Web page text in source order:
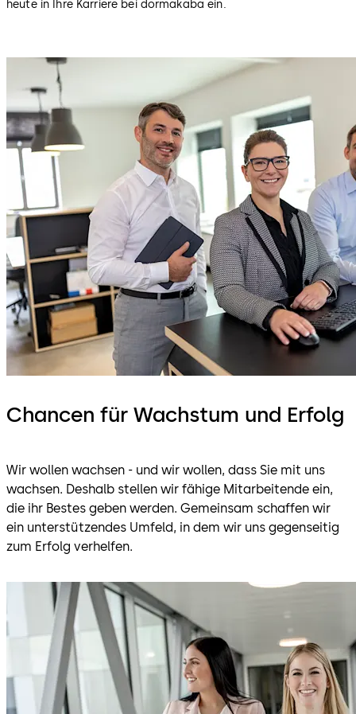
heute in Ihre Karriere bei dormakaba ein.
Chancen für Wachstum und Erfolg
Wir wollen wachsen - und wir wollen, dass Sie mit uns
wachsen. Deshalb stellen wir fähige Mitarbeitende ein,
die ihr Bestes geben werden. Gemeinsam schaffen wir
ein unterstützendes Umfeld, in dem wir uns gegenseitig
zum Erfolg verhelfen.